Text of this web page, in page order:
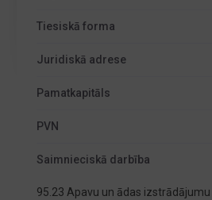
Tiesiskā forma
Juridiskā adrese
Pamatkapitāls
PVN
Saimnieciskā darbība
95.23 Apavu un ādas